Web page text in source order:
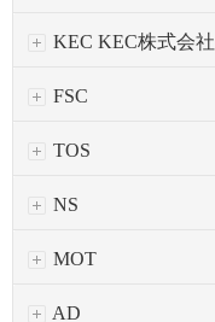
KEC KEC株式会社
FSC
TOS
NS
MOT
AD